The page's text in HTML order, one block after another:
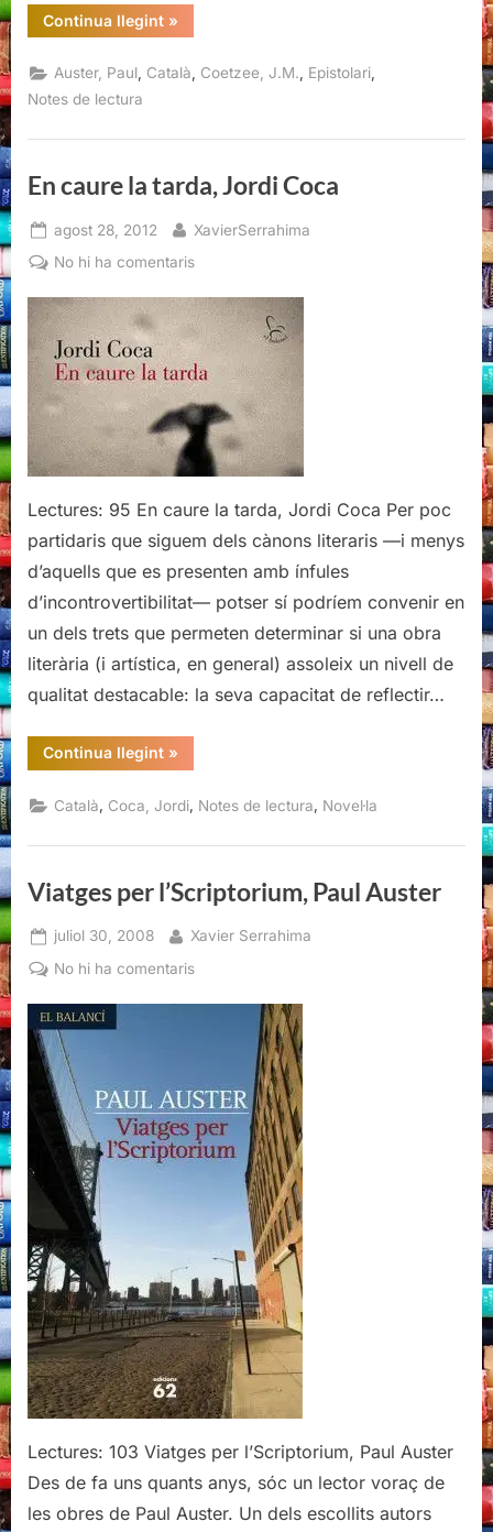
Continua llegint“Ara
i
Cartes
(2008-
–
Coetzee”
»
Auster, Paul Català Coetzee, J.M. Epistolari
Notes de lectura
En caure la tarda, Jordi Coca
Posted
on
agost 28, 2012 By
XavierSerrahima
No hi ha comentarisa
caure
la
tarda,
Jordi
Coca
Lectures: 95 En caure la tarda, Jordi Coca Per poc
partidaris que siguem dels cànons literaris —i menys
d’aquells que es presenten amb ínfules
d’incontrovertibilitat— potser sí podríem convenir en
un dels trets que permeten determinar si una obra
literària (i artística, en general) assoleix un nivell de
qualitat destacable: la seva capacitat de reflectir…
Continua llegint“En
caure
tarda,
Jordi
»
Català, Coca, Jordi, Notes de lectura, Novel·la
Viatges per l’Scriptorium, Paul Auster
Posted
on
juliol 30, 2008 By
Xavier Serrahima
No hi ha comentarisa
l’Scriptorium,
Auster
Lectures: 103 Viatges per l’Scriptorium, Paul Auster
Des de fa uns quants anys, sóc un lector voraç de
les obres de Paul Auster. Un dels escollits autors